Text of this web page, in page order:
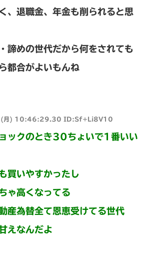
、退職金、年金も削られると思
諦めの世代だから何をされても
都合がよいもんね
) 10:46:29.30 ID:Sf+Li8V10
ックのとき30ちょいで1番いい
買いやすかったし
ゃ高くなってる
産為替全て恩恵受けてる世代
えなんだよ